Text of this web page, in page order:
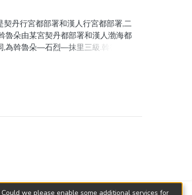
丹行宮都部署和漢人行宮都部署,二
魯朵由某宮契丹都部署和漢人渤海都
為斡魯朵—石烈—抹里三級.斡魯朵對
高下是由任職者所帶官來決定的.大
契丹都部署與某宮漢人都部署在品
Could we please enable some additional services for